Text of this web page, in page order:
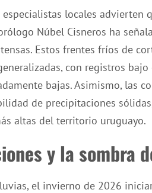
locales advierten
Núbel Cisneros ha
Estos frentes fríos de
con registros
bajas. Asimismo, las
de precipitaciones
altas del territorio uruguayo.
y la sombra
el invierno de 2026